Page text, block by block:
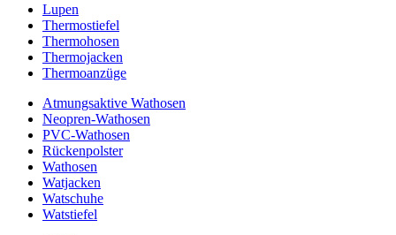
Lupen
Thermostiefel
Thermohosen
Thermojacken
Thermoanzüge
Atmungsaktive Wathosen
Neopren-Wathosen
PVC-Wathosen
Rückenpolster
Wathosen
Watjacken
Watschuhe
Watstiefel